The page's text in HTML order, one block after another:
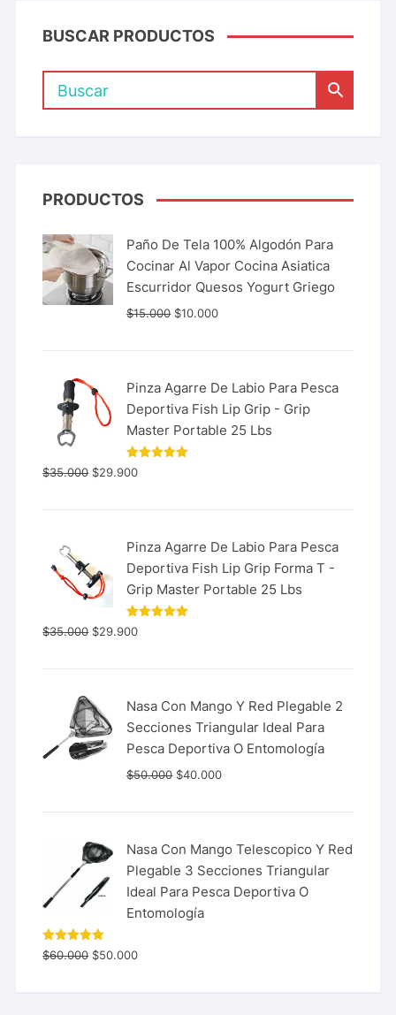
BUSCAR PRODUCTOS
PRODUCTOS
Paño De Tela 100% Algodón Para
Cocinar Al Vapor Cocina Asiatica
Escurridor Quesos Yogurt Griego
$15.000 $10.000
Pinza Agarre De Labio Para Pesca
Deportiva Fish Lip Grip - Grip
Master Portable 25 Lbs
Valorado
con
$35.000 $29.900
Pinza Agarre De Labio Para Pesca
Deportiva Fish Lip Grip Forma T -
Grip Master Portable 25 Lbs
Valorado
con
$35.000 $29.900
Nasa Con Mango Y Red Plegable 2
Secciones Triangular Ideal Para
Pesca Deportiva O Entomología
$50.000 $40.000
Nasa Con Mango Telescopico Y Red
Plegable 3 Secciones Triangular
Ideal Para Pesca Deportiva O
Entomología
Valorado
con 5.00
$60.000 $50.000